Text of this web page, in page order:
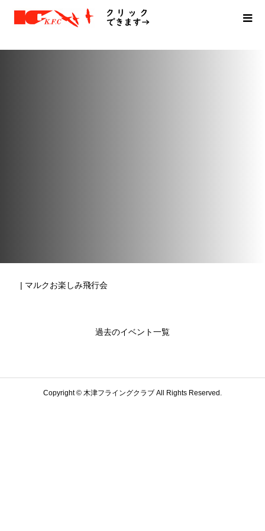
| マルクお楽しみ飛行会
過去のイベント一覧
Copyright © 木津フライングクラブ All Rights Reserved.